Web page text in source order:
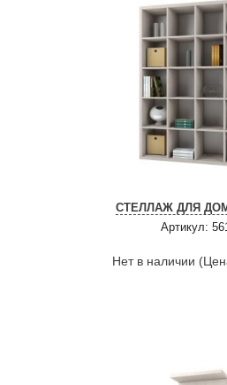
СТЕЛЛАЖ ДЛЯ
Артикул:
Нет в наличии